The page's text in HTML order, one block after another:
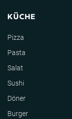
KÜCHE
Pizza
Pasta
Salat
Sushi
Döner
Burger